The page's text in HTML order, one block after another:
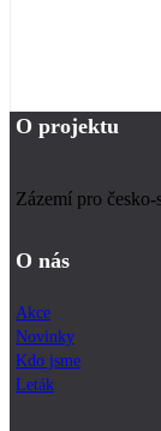
O projektu
Zázemí pro
O nás
Akce
Novinky
Kdo jsme
Leták